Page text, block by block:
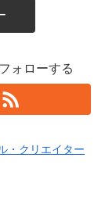
ォローする
・クリエイター